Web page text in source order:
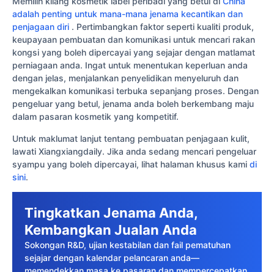
adalah penting untuk mana-mana jenama kecantikan dan
penjagaan diri . Pertimbangkan faktor seperti kualiti produk,
keupayaan pembuatan dan komunikasi untuk mencari rakan
kongsi yang boleh dipercayai yang sejajar dengan matlamat
perniagaan anda. Ingat untuk menentukan keperluan anda
dengan jelas, menjalankan penyelidikan menyeluruh dan
mengekalkan komunikasi terbuka sepanjang proses. Dengan
pengeluar yang betul, jenama anda boleh berkembang maju
dalam pasaran kosmetik yang kompetitif.
Untuk maklumat lanjut tentang pembuatan penjagaan kulit,
lawati Xiangxiangdaily. Jika anda sedang mencari pengeluar
syampu yang boleh dipercayai, lihat halaman khusus kami di
sini.
Tingkatkan Jenama Anda,
Kembangkan Jualan Anda
Sokongan R&D, ujian kestabilan dan fail pematuhan
sejajar dengan kalendar pelancaran anda—